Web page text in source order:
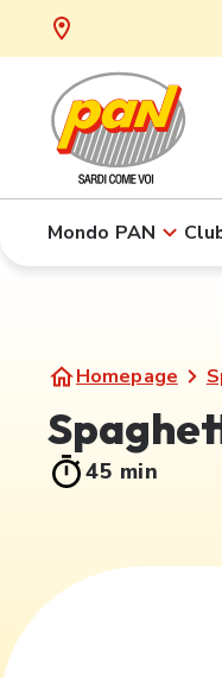
Mondo PAN
Homepage
45 min